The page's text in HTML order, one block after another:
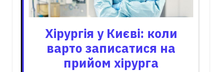
Хірургія у Києві: коли
варто записатися на
прийом хірурга